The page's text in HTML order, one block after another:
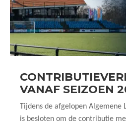
VANAF SEIZOEN
Tijdens de afgelopen Algemene
is besloten om de contributie